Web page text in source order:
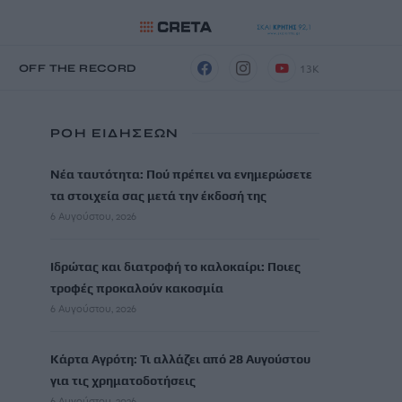
OFF THE RECORD 13K
ΡΟΗ ΕΙΔΗΣΕΩΝ
Νέα ταυτότητα: Πού πρέπει να ενημερώσετε
τα στοιχεία σας μετά την έκδοσή της
6 Αυγούστου, 2026
Ιδρώτας και διατροφή το καλοκαίρι: Ποιες
τροφές προκαλούν κακοσμία
6 Αυγούστου, 2026
Κάρτα Αγρότη: Τι αλλάζει από 28 Αυγούστου
για τις χρηματοδοτήσεις